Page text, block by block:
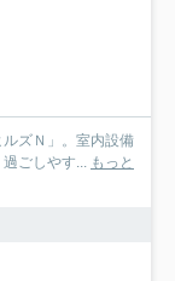
ズＮ」。室内設備
ごしやす... もっと